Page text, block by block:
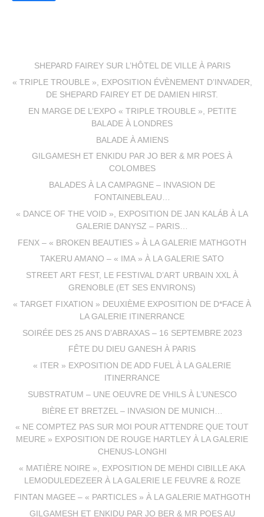
SHEPARD FAIREY SUR L’HÔTEL DE VILLE À PARIS
« TRIPLE TROUBLE », EXPOSITION ÉVÈNEMENT D’INVADER,
DE SHEPARD FAIREY ET DE DAMIEN HIRST.
EN MARGE DE L’EXPO « TRIPLE TROUBLE », PETITE
BALADE À LONDRES
BALADE À AMIENS
GILGAMESH ET ENKIDU PAR JO BER & MR POES À
COLOMBES
BALADES À LA CAMPAGNE – INVASION DE
FONTAINEBLEAU…
« DANCE OF THE VOID », EXPOSITION DE JAN KALÁB À LA
GALERIE DANYSZ – PARIS…
FENX – « BROKEN BEAUTIES » À LA GALERIE MATHGOTH
TAKERU AMANO – « IMA » À LA GALERIE SATO
STREET ART FEST, LE FESTIVAL D’ART URBAIN XXL À
GRENOBLE (ET SES ENVIRONS)
« TARGET FIXATION » DEUXIÈME EXPOSITION DE D*FACE À
LA GALERIE ITINERRANCE
SOIRÉE DES 25 ANS D’ABRAXAS – 16 SEPTEMBRE 2023
FÊTE DU DIEU GANESH À PARIS
« ITER » EXPOSITION DE ADD FUEL À LA GALERIE
ITINERRANCE
SUBSTRATUM – UNE OEUVRE DE VHILS À L’UNESCO
BIÈRE ET BRETZEL – INVASION DE MUNICH…
« NE COMPTEZ PAS SUR MOI POUR ATTENDRE QUE TOUT
MEURE » EXPOSITION DE ROUGE HARTLEY À LA GALERIE
CHENUS-LONGHI
« MATIÈRE NOIRE », EXPOSITION DE MEHDI CIBILLE AKA
LEMODULEDEZEER À LA GALERIE LE FEUVRE & ROZE
FINTAN MAGEE – « PARTICLES » À LA GALERIE MATHGOTH
GILGAMESH ET ENKIDU PAR JO BER & MR POES AU